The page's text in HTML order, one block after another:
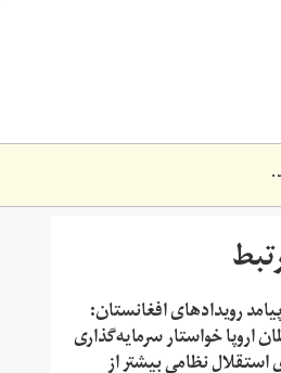
رویدادهای افغانستان:
اروپا خواستار سرمایه‌گذاری
استقلال نظامی بیشتر از